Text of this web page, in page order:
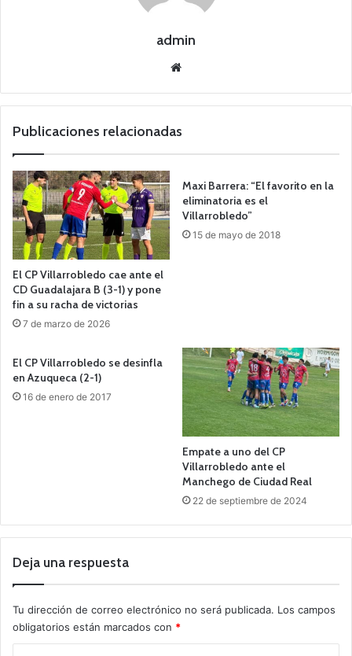
admin
we
Publicaciones relacionadas
El CP Villarrobledo cae ante el
CD Guadalajara B (3-1) y pone
fin a su racha de victorias
7 de marzo de 2026
Maxi Barrera: “El favorito en la
eliminatoria es el
Villarrobledo”
15 de mayo de 2018
El CP Villarrobledo se desinfla
en Azuqueca (2-1)
16 de enero de 2017
Empate a uno del CP
Villarrobledo ante el
Manchego de Ciudad Real
22 de septiembre de 2024
Deja una respuesta
Tu dirección de correo electrónico no será publicada. Los campos
obligatorios están marcados con *